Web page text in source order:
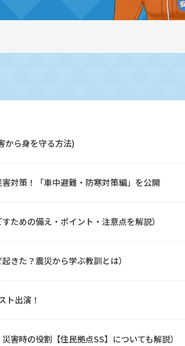
から身を守る方法)
対策！「車中避難・防寒対策編」を公開
ための備え・ポイント・注意点を解説）
きた？震災から学ぶ教訓とは）
ト出演！
害時の役割【住民拠点SS】についても解説）